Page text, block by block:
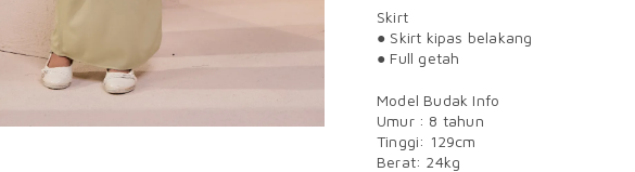
Skirt
● Skirt kipas belakang
● Full getah
Model Budak Info
Umur : 8 tahun
Tinggi: 129cm
Berat: 24kg